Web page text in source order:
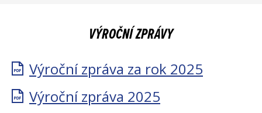
VÝROČNÍ ZPRÁVY
Výroční zpráva za rok 2025
Výroční zpráva 2025